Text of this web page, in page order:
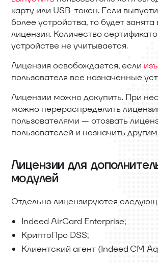
карту или USB-токен. Если
более устройства, то будет занята
лицензия. Количество
устройстве не учитывается.
Лицензия освобождается, если
пользователя все назначенные
Лицензии можно докупить. При
можно перераспределить
пользователями — отозвать
пользователей и назначить
Лицензии для
модулей
Отдельно лицензируются
Indeed AirCard Enterprise;
КриптоПро DSS;
Клиентский агент (Indeed CM